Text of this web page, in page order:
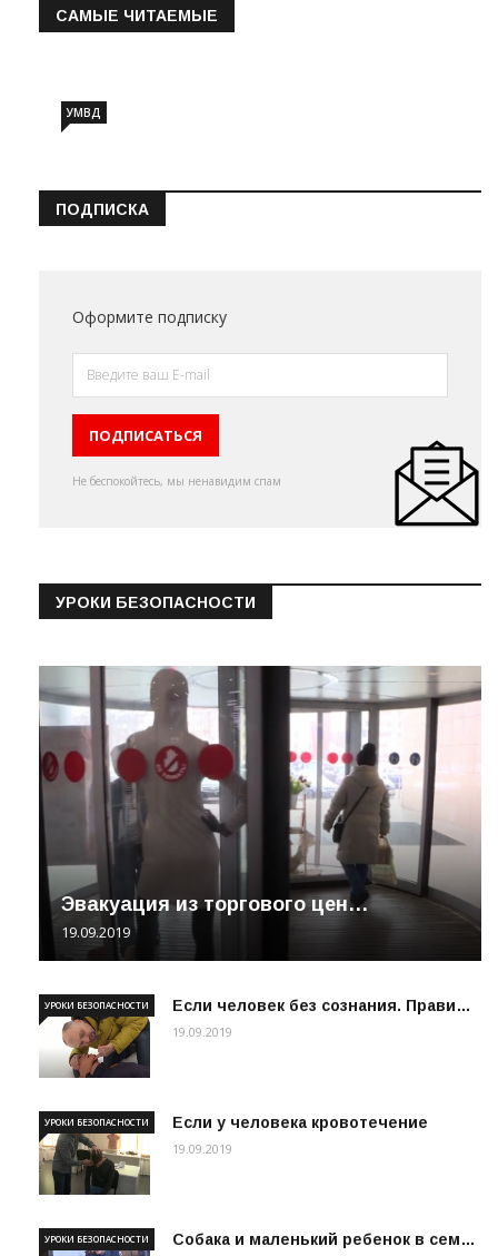
САМЫЕ ЧИТАЕМЫЕ
УМВД
ПОДПИСКА
Оформите подписку
Не беспокойтесь, мы ненавидим спам
УРОКИ БЕЗОПАСНОСТИ
Эвакуация из торгового цен…
19.09.2019
Если человек без сознания. Прави…
УРОКИ БЕЗОПАСНОСТИ
19.09.2019
Если у человека кровотечение
УРОКИ БЕЗОПАСНОСТИ
19.09.2019
Собака и маленький ребенок в сем…
УРОКИ БЕЗОПАСНОСТИ